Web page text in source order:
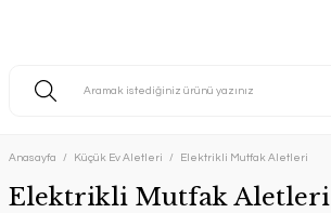
Anasayfa Küçük Ev Aletleri Elektrikli Mutfak Aletleri
Elektrikli Mutfak Aletleri